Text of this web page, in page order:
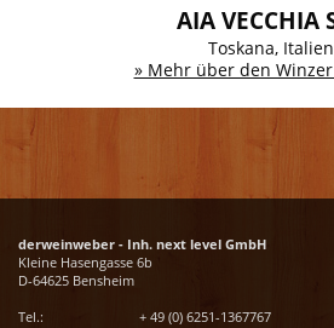
AIA VECCHIA
Toskana, Italien
» Mehr über den
derweinweber - Inh. next level GmbH
Kleine Hasengasse 6b
D-64625 Bensheim
Tel.:
+ 49 (0) 6251-1367767